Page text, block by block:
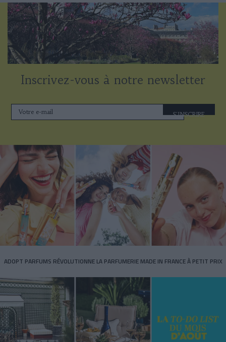
Inscrivez-vous à notre newsletter
S'INSCRIRE
ADOPT PARFUMS RÉVOLUTIONNE LA PARFUMERIE MADE IN FRANCE À PETIT PRIX